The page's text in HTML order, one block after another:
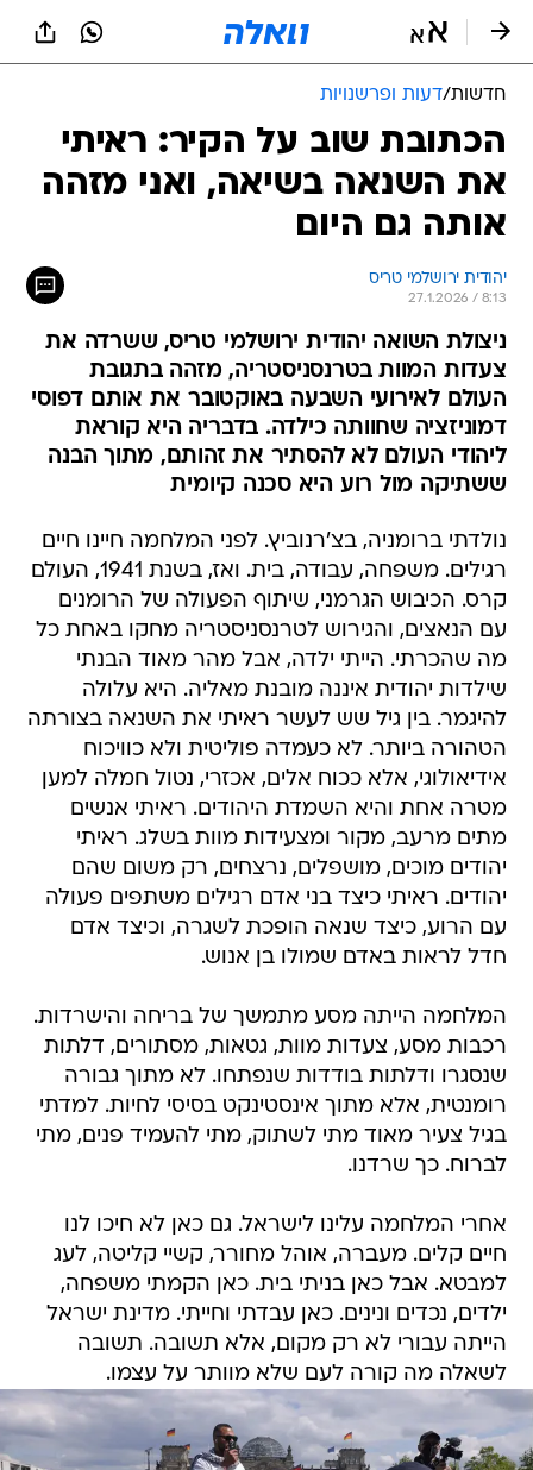
חדשות/דעות ופרשנויות
הכתובת שוב על הקיר: ראיתי
את השנאה בשיאה, ואני מזהה
אותה גם היום
יהודית ירושלמי טריס
27.1.2026 / 8:13
ניצולת השואה יהודית ירושלמי טריס, ששרדה את
צעדות המוות בטרנסניסטריה, מזהה בתגובת
העולם לאירועי השבעה באוקטובר את אותם דפוסי
דמוניזציה שחוותה כילדה. בדבריה היא קוראת
ליהודי העולם לא להסתיר את זהותם, מתוך הבנה
ששתיקה מול רוע היא סכנה קיומית
נולדתי ברומניה, בצ'רנוביץ. לפני המלחמה חיינו חיים
רגילים. משפחה, עבודה, בית. ואז, בשנת 1941, העולם
קרס. הכיבוש הגרמני, שיתוף הפעולה של הרומנים
עם הנאצים, והגירוש לטרנסניסטריה מחקו באחת כל
מה שהכרתי. הייתי ילדה, אבל מהר מאוד הבנתי
שילדות יהודית איננה מובנת מאליה. היא עלולה
להיגמר. בין גיל שש לעשר ראיתי את השנאה בצורתה
הטהורה ביותר. לא כעמדה פוליטית ולא כוויכוח
אידיאולוגי, אלא ככוח אלים, אכזרי, נטול חמלה למען
מטרה אחת והיא השמדת היהודים. ראיתי אנשים
מתים מרעב, מקור ומצעידות מוות בשלג. ראיתי
יהודים מוכים, מושפלים, נרצחים, רק משום שהם
יהודים. ראיתי כיצד בני אדם רגילים משתפים פעולה
עם הרוע, כיצד שנאה הופכת לשגרה, וכיצד אדם
חדל לראות באדם שמולו בן אנוש.
המלחמה הייתה מסע מתמשך של בריחה והישרדות.
רכבות מסע, צעדות מוות, גטאות, מסתורים, דלתות
שנסגרו ודלתות בודדות שנפתחו. לא מתוך גבורה
רומנטית, אלא מתוך אינסטינקט בסיסי לחיות. למדתי
בגיל צעיר מאוד מתי לשתוק, מתי להעמיד פנים, מתי
לברוח. כך שרדנו.
אחרי המלחמה עלינו לישראל. גם כאן לא חיכו לנו
חיים קלים. מעברה, אוהל מחורר, קשיי קליטה, לעג
למבטא. אבל כאן בניתי בית. כאן הקמתי משפחה,
ילדים, נכדים ונינים. כאן עבדתי וחייתי. מדינת ישראל
הייתה עבורי לא רק מקום, אלא תשובה. תשובה
לשאלה מה קורה לעם שלא מוותר על עצמו.